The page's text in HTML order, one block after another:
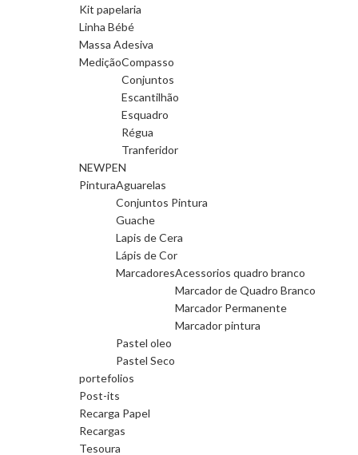
Kit papelaria
Linha Bébé
Massa Adesiva
MediçãoCompasso
Conjuntos
Escantilhão
Esquadro
Régua
Tranferidor
NEWPEN
PinturaAguarelas
Conjuntos Pintura
Guache
Lapis de Cera
Lápis de Cor
MarcadoresAcessorios quadro branco
Marcador de Quadro Branco
Marcador Permanente
Marcador pintura
Pastel oleo
Pastel Seco
portefolios
Post-its
Recarga Papel
Recargas
Tesoura